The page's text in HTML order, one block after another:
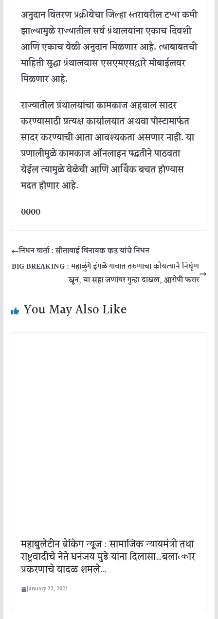
अनुदानवितरणप्रक्रीयेचाजिल्हास्तरावरीलटप्पाकमी
झाल्यामुळेराज्यातीलसर्वग्रंथालयांनाएकाचदिवशी
आणिएकाचवेळीअनुदानमिळणारआहे.त्याबाबतची
माहितीसुद्धाग्रंथालयासएसएमएसद्वारेमोबाईलवर
मिळणारआहे.
राज्यातीलग्रंथालयांचाकामकाजअहवालसादर
करण्यासाठीप्रत्यक्षकार्यालयातअथवापोस्टामार्फत
सादरकरण्याचीआताआवश्यकताअसणारनाही.या
प्रणालीमुळेकामकाजऑनलाइनपद्धतीनेपाठवता
येईलत्यामुळेवेळेचीआणिआर्थिकबचतहोण्यास
मदतहोणारआहे.
0000
निधन वार्ता : सीताबाई विनायक कड यांचे निधन
BIG BREAKING : महाळुंगे इंगळे गावात तरुणाचा कोयत्याने निर्घृण
खून, या सहा जणांवर गुन्हा दाखल, आरोपी फरार
You May Also Like
महाबुलेटीन ब्रेकिंग न्यूज : सामाजिक न्यायमंत्री तथा
राष्ट्रवादीचे नेते धनंजय मुंडे यांना दिलासा…बलात्कार
प्रकरणाचे वादळ शमले…
January 22, 2021